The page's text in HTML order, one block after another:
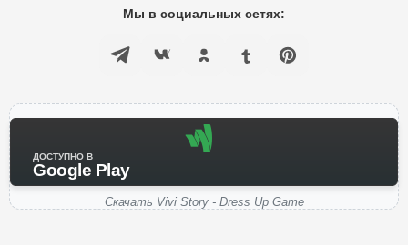
Мы в социальных сетях:
ДОСТУПНО В
Google Play
Скачать Vivi Story - Dress Up Game